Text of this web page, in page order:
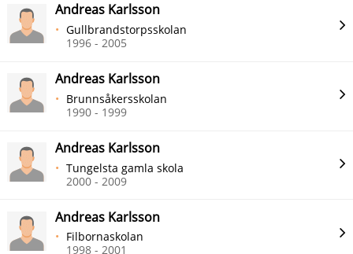
Andreas Karlsson
Gullbrandstorpsskolan
1996 - 2005
Andreas Karlsson
Brunnsåkersskolan
1990 - 1999
Andreas Karlsson
Tungelsta gamla skola
2000 - 2009
Andreas Karlsson
Filbornaskolan
1998 - 2001